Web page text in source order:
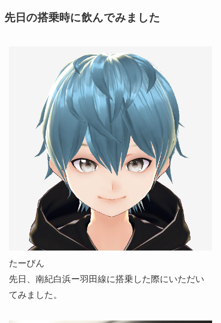
先日の搭乗時に飲んでみました
たーびん
先日、南紀白浜ー羽田線に搭乗した際にいただい
てみました。